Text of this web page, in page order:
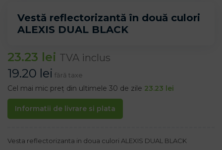
Vestă reflectorizantă în două culori
ALEXIS DUAL BLACK
23.23 lei TVA inclus
19.20 lei fără taxe
Cel mai mic preț din ultimele 30 de zile 23.23 lei
Informatii de livrare si plata
Vesta reflectorizanta in doua culori ALEXIS DUAL BLACK